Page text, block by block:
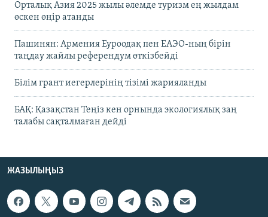
Орталық Азия 2025 жылы әлемде туризм ең жылдам
өскен өңір атанды
Пашинян: Армения Еуроодақ пен ЕАЭО-ның бірін
таңдау жайлы референдум өткізбейді
Білім грант иегерлерінің тізімі жарияланды
БАҚ: Қазақстан Теңіз кен орнында экологиялық заң
талабы сақталмаған дейді
ЖАЗЫЛЫҢЫЗ